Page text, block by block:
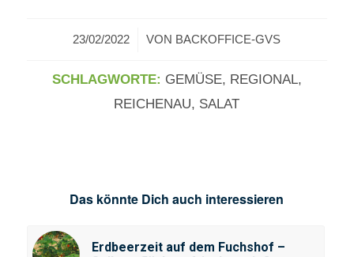
23/02/2022
/ VON BACKOFFICE-GVS
SCHLAGWORTE: GEMÜSE, REGIONAL,
REICHENAU, SALAT
Das könnte Dich auch interessieren
Erdbeerzeit auf dem Fuchshof –